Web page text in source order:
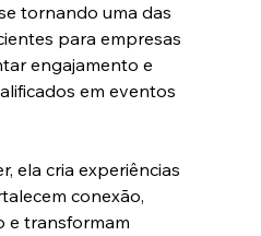
tornando uma das
para empresas
engajamento e
em eventos
ela cria experiências
conexão,
e transformam